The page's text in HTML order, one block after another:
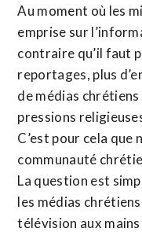
Au moment où les
emprise sur
contraire qu’il faut
reportages, plus
de médias
pressions
C’est pour cela que
communauté
La question est
les médias
télévision aux